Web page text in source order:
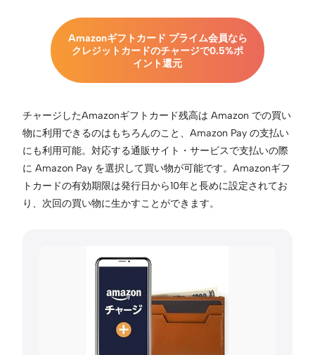
Amazonギフトカード プライム会員なら
クレジットカードのチャージで0.5%ポ
イント還元
チャージしたAmazonギフトカード残高は Amazon での買い
物に利用できるのはもちろんのこと、Amazon Pay の支払い
にも利用可能。対応する通販サイト・サービスで支払いの際
に Amazon Pay を選択して買い物が可能です。Amazonギフ
トカードの有効期限は発行日から10年と長めに設定されてお
り、次回の買い物に生かすことができます。